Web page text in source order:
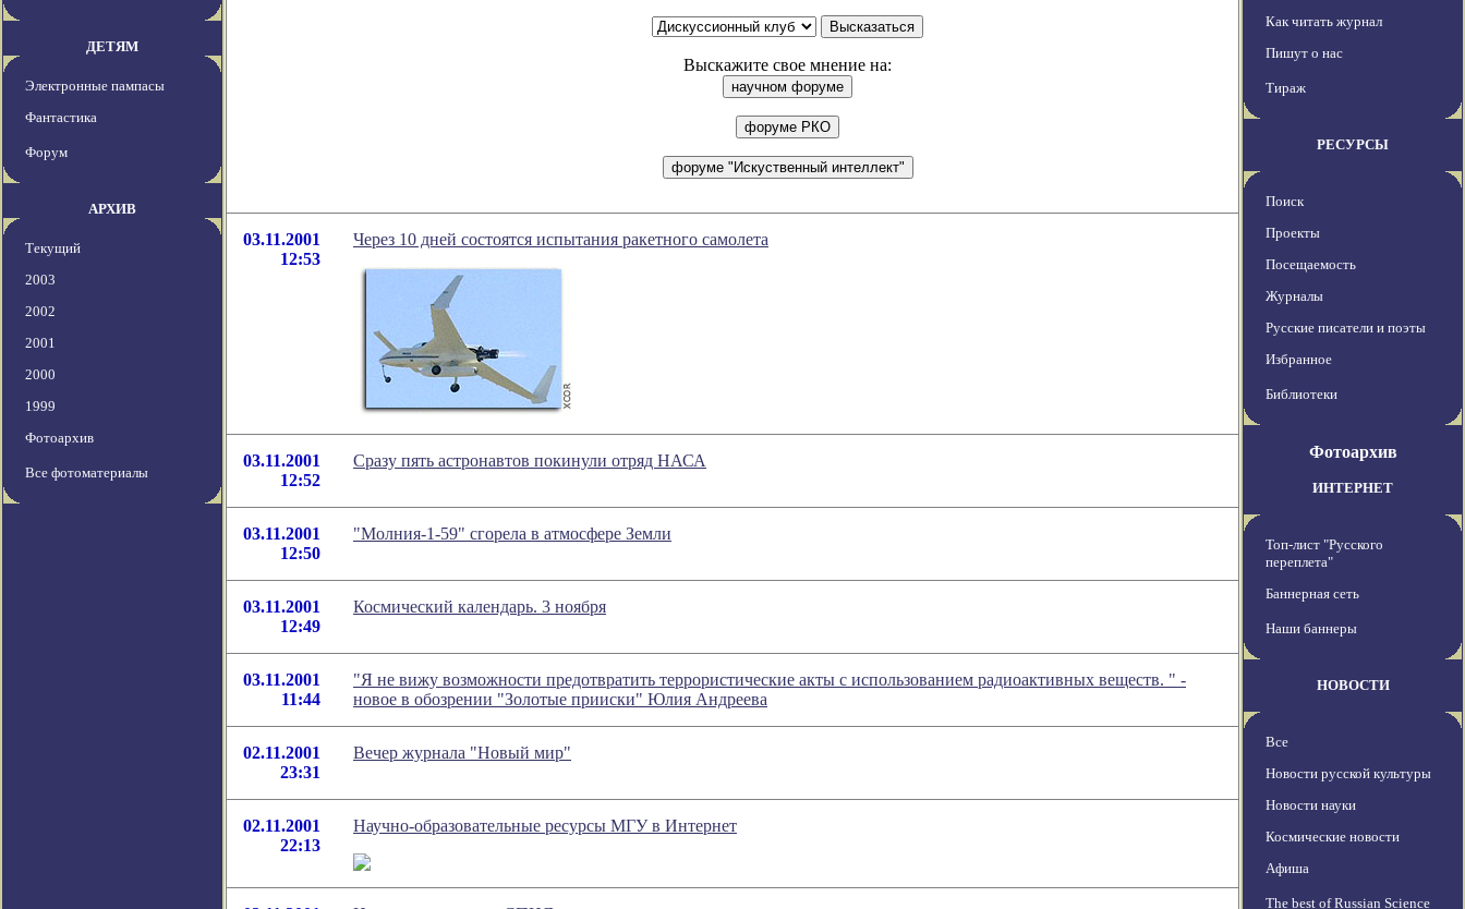
ДЕТЯМ
Электронные пампасы
Фантастика
Форум
АРХИВ
Текущий
2003
2002
2001
2000
1999
Фотоархив
Все фотоматериалы
Выскажите свое мнение на:
03.11.2001
12:53
Через 10 дней состоятся испытания ракетного самолета
03.11.2001
12:52
Сразу пять астронавтов покинули отряд НАСА
03.11.2001
12:50
"Молния-1-59" сгорела в атмосфере Земли
03.11.2001
12:49
Космический календарь. 3 ноября
03.11.2001
11:44
"Я не вижу возможности предотвратить террористические акты с использованием радиоактивных веществ. " -
новое в обозрении "Золотые прииски" Юлия Андреева
02.11.2001
23:31
Вечер журнала "Новый мир"
02.11.2001
22:13
Научно-образовательные ресурсы МГУ в Интернет
Как читать журнал
Пишут о нас
Тираж
РЕСУРСЫ
Поиск
Проекты
Посещаемость
Журналы
Русские писатели и поэты
Избранное
Библиотеки
Фотоархив
ИНТЕРНЕТ
Топ-лист "Русского
переплета"
Баннерная сеть
Наши баннеры
НОВОСТИ
Все
Новости русской культуры
Новости науки
Космические новости
Афиша
The best of Russian Science